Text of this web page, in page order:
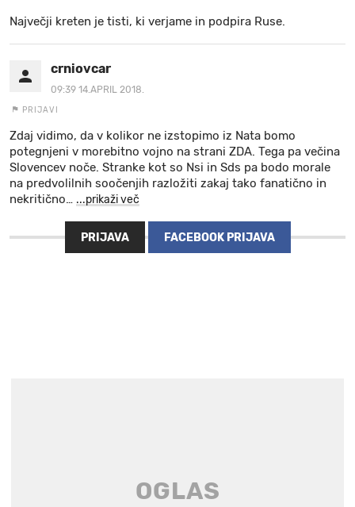
Največji kreten je tisti, ki verjame in podpira Ruse.
crniovcar
09:39 14.APRIL 2018.
PRIJAVI
Zdaj vidimo, da v kolikor ne izstopimo iz Nata bomo
potegnjeni v morebitno vojno na strani ZDA. Tega pa večina
Slovencev noče. Stranke kot so Nsi in Sds pa bodo morale
na predvolilnih soočenjih razložiti zakaj tako fanatično in
nekritično… ...prikaži več
PRIJAVA FACEBOOK PRIJAVA